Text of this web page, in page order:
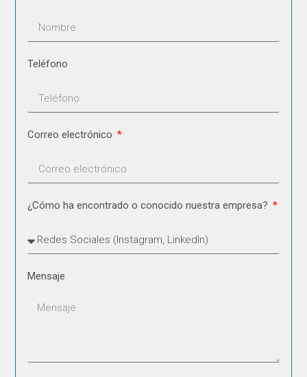
Teléfono
Correo electrónico
¿Cómo ha encontrado o conocido nuestra empresa?
Mensaje